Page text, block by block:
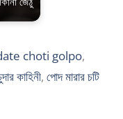
choti golpo,
কাহিনী, পোদ মারার চটি